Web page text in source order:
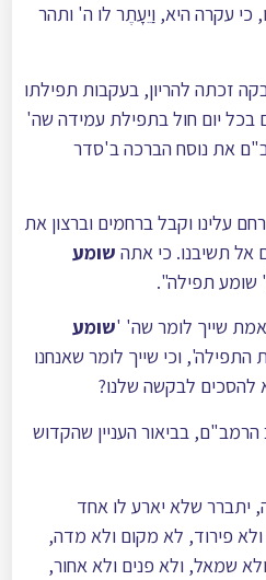
כי עקרה היא, וַיֵעָתֶר לו ה' ותהר
זכתה להריון, בעקבות תפילתו
בכל יום חול בתפילת עמידה שה'
את נוסח הברכה ב'סדר
עלינו וקבל ברחמים וברצון את
אל תשיבנו. כי אתה שומע
שומע תפילה".
שייך לומר שה' 'שומע
התפילה', וכי שייך לומר שאנחנו
להסכים לבקשה שלנו?
בביאור העניין שהקדוש
יתברר שלא יארע לו אחד
פירוד, לא מקום ולא מדה,
שמאל, ולא פנים ולא אחור,